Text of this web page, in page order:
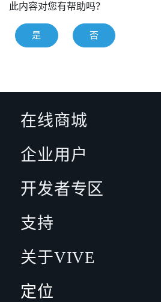
此内容对您有帮助吗？
是 否
在线商城
企业用户
开发者专区
支持
关于VIVE
定位